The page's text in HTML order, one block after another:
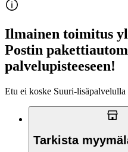
Ilmainen toimitus
Postin
palvelupisteeseen!
Etu ei koske
Tarkista